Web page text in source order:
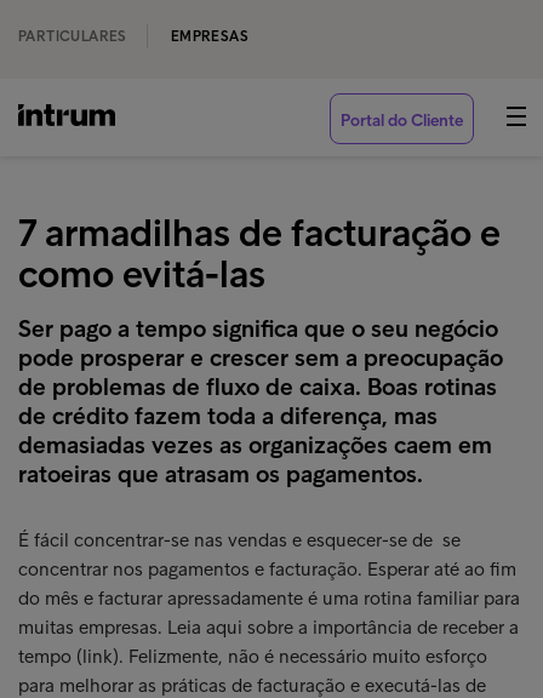
PARTICULARES EMPRESAS
Portal do Cliente
7 armadilhas de facturação e
como evitá-las
Ser pago a tempo significa que o seu negócio
pode prosperar e crescer sem a preocupação
de problemas de fluxo de caixa. Boas rotinas
de crédito fazem toda a diferença, mas
demasiadas vezes as organizações caem em
ratoeiras que atrasam os pagamentos.
É fácil concentrar-se nas vendas e esquecer-se de se
concentrar nos pagamentos e facturação. Esperar até ao fim
do mês e facturar apressadamente é uma rotina familiar para
muitas empresas. Leia aqui sobre a importância de receber a
tempo (link). Felizmente, não é necessário muito esforço
para melhorar as práticas de facturação e executá-las de